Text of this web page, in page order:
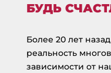
БУДЬ
Более 20 лет
реальность
зависимости от